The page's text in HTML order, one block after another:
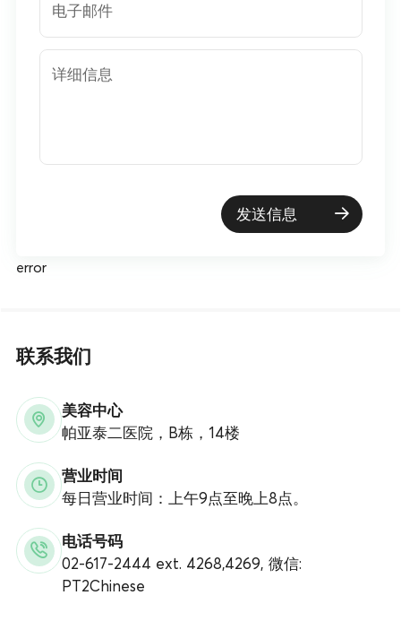
电子邮件
详细信息
发送信息
error
联系我们
美容中心
帕亚泰二医院，B栋，14楼
营业时间
每日营业时间：上午9点至晚上8点。
电话号码
02-617-2444 ext. 4268,4269, 微信:
PT2Chinese